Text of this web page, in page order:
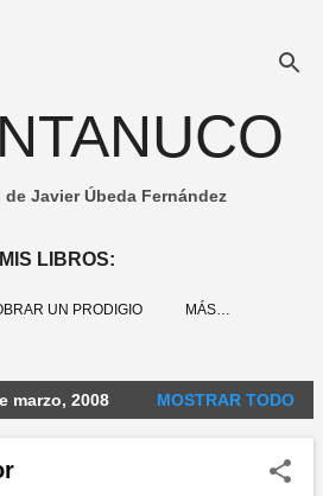
Javier Úbeda Fernández
MIS LIBROS:
UN PRODIGIO MÁS…
marzo, 2008 MOSTRAR TODO